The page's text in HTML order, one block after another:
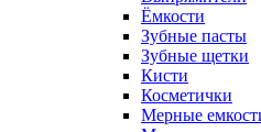
Ёмкости
Зубные пасты
Зубные щетки
Кисти
Косметички
Мерные